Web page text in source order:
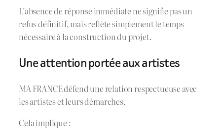
L’absence de réponse immédiate ne signifie pas un
refus définitif, mais reflète simplement le temps
nécessaire à la construction du projet.
Une attention portée aux artistes
MA FRANCE défend une relation respectueuse avec
les artistes et leurs démarches.
Cela implique :